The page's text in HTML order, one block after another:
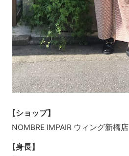
【ショップ】
NOMBRE IMPAIR ウィング新橋店
【身長】